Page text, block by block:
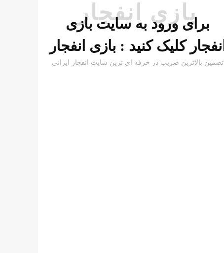
بازی انفجار
برای ورود به سایت بازی
انفجار کلیک کنید : بازی انفجار
تضمین بالاترین ضریب در حرفه ای ترین سایت انفجار ایرانی